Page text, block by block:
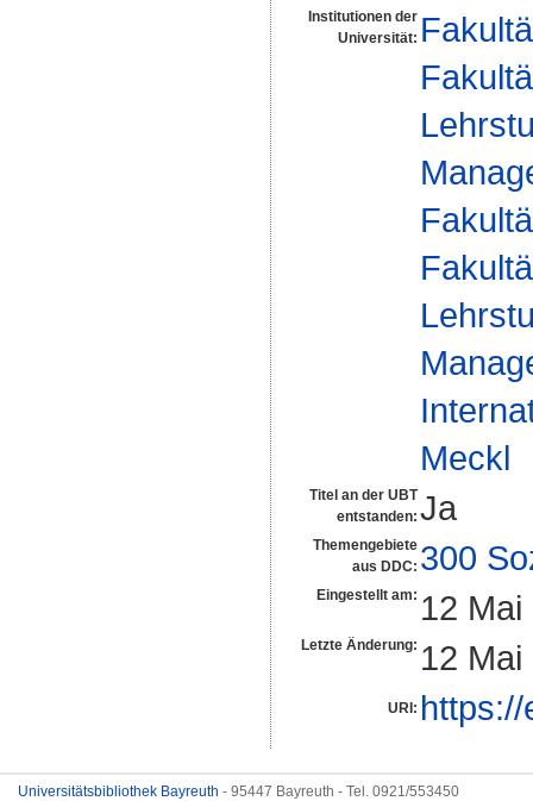
Institutionen der
Universität:
Meckl
Titel an der UBT
entstanden: Ja
Themengebiete
aus DDC: 300
Eingestellt am: 12
Letzte Änderung: 12
URI:
Universitätsbibliothek Bayreuth - 95447 Bayreuth - Tel. 0921/553450